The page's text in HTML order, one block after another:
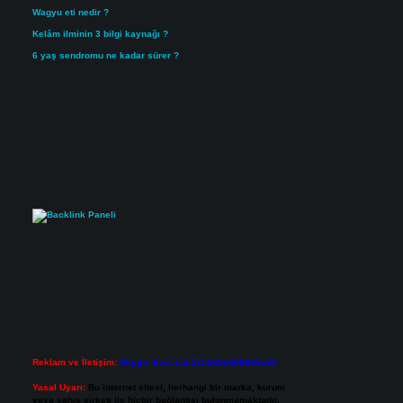
Wagyu eti nedir ?
Kelâm ilminin 3 bilgi kaynağı ?
6 yaş sendromu ne kadar sürer ?
Reklam ve İletişim: Skype: live:.cid.575569c608265c69
Yasal Uyarı: Bu internet sitesi, herhangi bir marka, kurum
veya şahıs şirketi ile hiçbir bağlantısı bulunmamaktadır.